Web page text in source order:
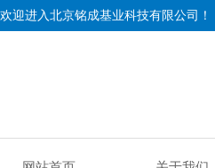
欢迎进入北京铭成基业科技有限公司！